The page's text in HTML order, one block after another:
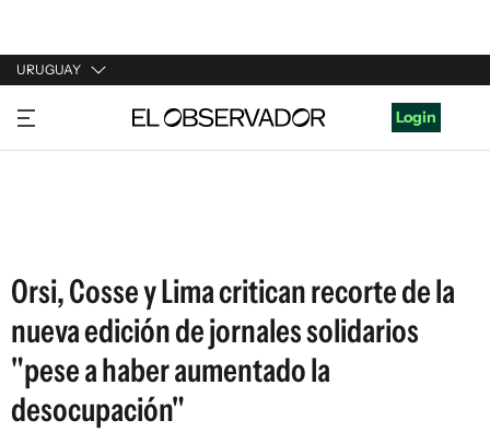
URUGUAY
URUGUAY
ARGENTINA
Login
Orsi, Cosse y Lima critican recorte de la
nueva edición de jornales solidarios
"pese a haber aumentado la
desocupación"